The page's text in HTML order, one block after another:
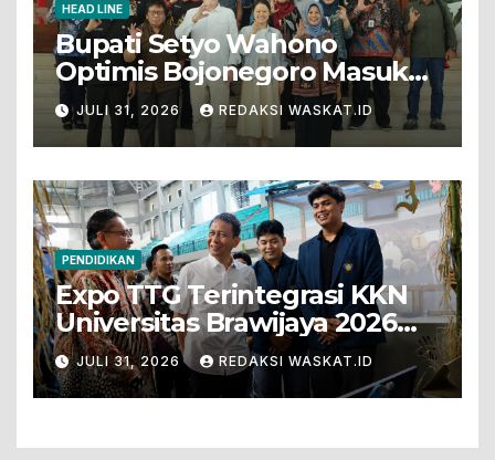
HEAD LINE
Bupati Setyo Wahono
Optimis Bojonegoro Masuk
Unesco Global Geopark
JULI 31, 2026 REDAKSI WASKAT.ID
PENDIDIKAN
Expo TTG Terintegrasi KKN
Universitas Brawijaya 2026
Hadirkan Inovasi Peternakan
Untuk Bojonegoro
JULI 31, 2026 REDAKSI WASKAT.ID